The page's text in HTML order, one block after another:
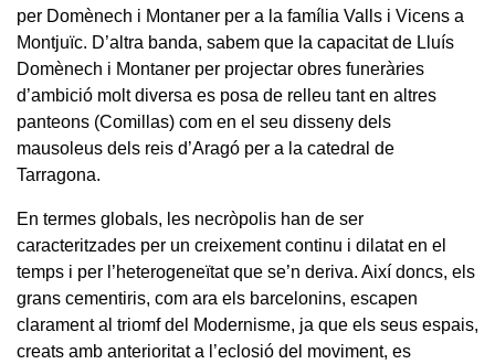
per Domènech i Montaner per a la família Valls i Vicens a
Montjuïc. D’altra banda, sabem que la capacitat de Lluís
Domènech i Montaner per projectar obres funeràries
d’ambició molt diversa es posa de relleu tant en altres
panteons (Comillas) com en el seu disseny dels
mausoleus dels reis d’Aragó per a la catedral de
Tarragona.
En termes globals, les necròpolis han de ser
caracteritzades per un creixement continu i dilatat en el
temps i per l’heterogeneïtat que se’n deriva. Així doncs, els
grans cementiris, com ara els barcelonins, escapen
clarament al triomf del Modernisme, ja que els seus espais,
creats amb anterioritat a l’eclosió del moviment, es